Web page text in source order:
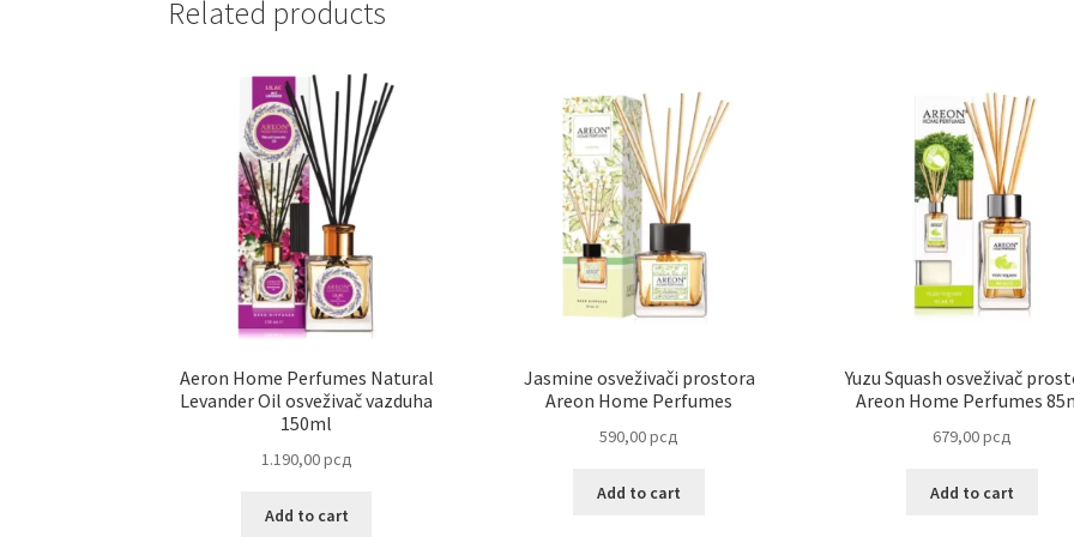
Related products
Aeron Home Perfumes Natural
Levander Oil osveživač vazduha
150ml
1.190,00рсд
Add to cart
Jasmine osveživači prostora
Areon Home Perfumes
590,00рсд
Add to cart
Yuzu Squash osveživač
Areon Home Perfumes
679,00рсд
Add to cart